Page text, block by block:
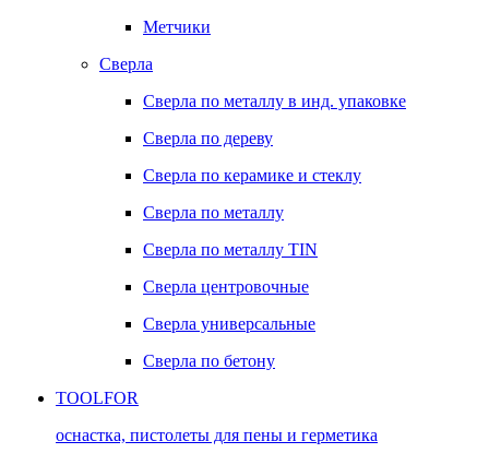
Метчики
Сверла
Сверла по металлу в инд. упаковке
Сверла по дереву
Сверла по керамике и стеклу
Сверла по металлу
Сверла по металлу TIN
Сверла центровочные
Сверла универсальные
Сверла по бетону
TOOLFOR
оснастка, пистолеты для пены и герметика